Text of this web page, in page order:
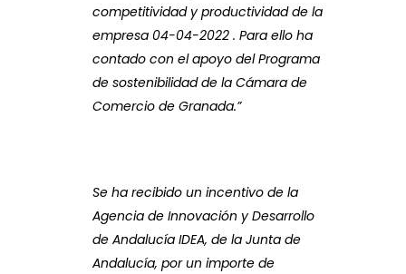
competitividad y productividad de la
empresa 04-04-2022 . Para ello ha
contado con el apoyo del Programa
de sostenibilidad de la Cámara de
Comercio de Granada.”
Se ha recibido un incentivo de la
Agencia de Innovación y Desarrollo
de Andalucía IDEA, de la Junta de
Andalucía, por un importe de